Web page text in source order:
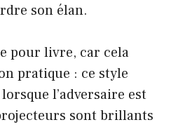
son élan.
pour livre, car cela
pratique : ce style
l’adversaire est
sont brillants